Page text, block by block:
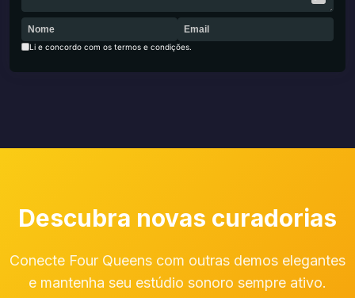
Li e concordo com os termos e condições.
Descubra novas curadorias
Conecte Four Queens com outras demos elegantes
e mantenha seu estúdio sonoro sempre ativo.